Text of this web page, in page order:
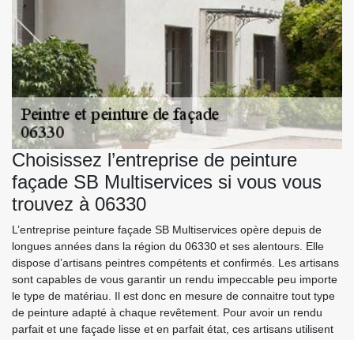
Choisissez l’entreprise de peinture
façade SB Multiservices si vous vous
trouvez à 06330
L’entreprise peinture façade SB Multiservices opère depuis de
longues années dans la région du 06330 et ses alentours. Elle
dispose d’artisans peintres compétents et confirmés. Les artisans
sont capables de vous garantir un rendu impeccable peu importe
le type de matériau. Il est donc en mesure de connaitre tout type
de peinture adapté à chaque revêtement. Pour avoir un rendu
parfait et une façade lisse et en parfait état, ces artisans utilisent